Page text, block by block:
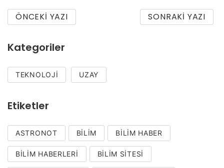
ÖNCEKI YAZI SONRAKI YAZI
Kategoriler
TEKNOLOJI UZAY
Etiketler
ASTRONOT BILIM BILIM HABER
BILIM HABERLERI BILIM SITESI